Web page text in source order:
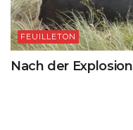
FEUILLETON
Nach der Explosion